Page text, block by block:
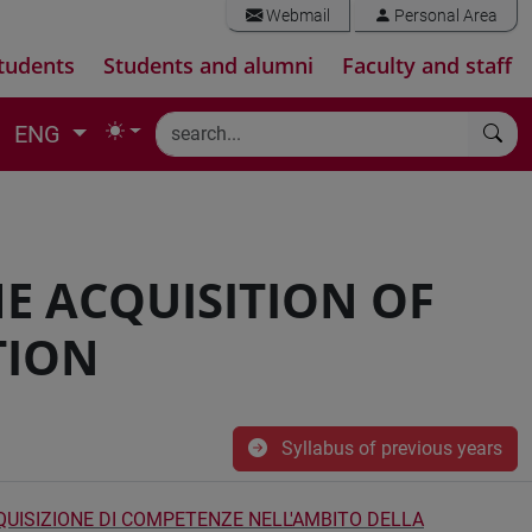
Webmail Personal Area
Students and alumni Faculty and staff
ENG
ACQUISITION OF
Syllabus of previous years
DI COMPETENZE NELL'AMBITO DELLA